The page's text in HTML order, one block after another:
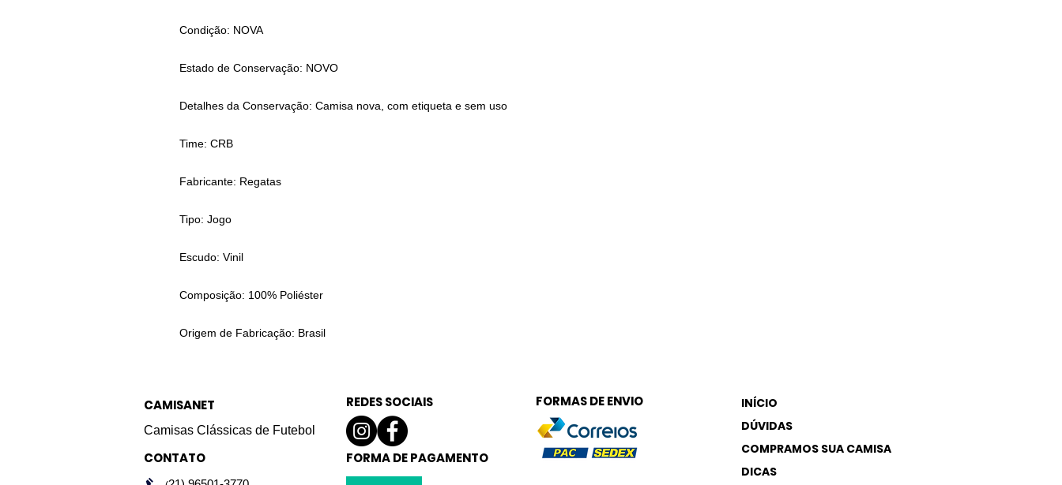
Condição: NOVA
Estado de Conservação: NOVO
Detalhes da Conservação: Camisa nova, com etiqueta e sem uso
Time: CRB
Fabricante: Regatas
Tipo: Jogo
Escudo: Vinil
Composição: 100% Poliéster
Origem de Fabricação: Brasil
CAMISANET
Camisas Clássicas de Futebol
CONTATO
REDES SOCIAIS
FORMA DE PAGAMENTO
INÍCIO
DÚVIDAS
COMPRAMOS SUA CAMISA
DICAS
FORMAS DE ENVIO